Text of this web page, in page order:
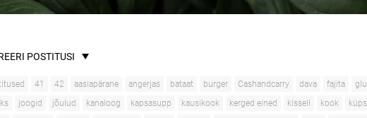
POSTITUSI
41 42 aasiapärane angerjas bataat burger Cashandcarry dava fajita
joogid jõulud kanaloog kapsasupp kausikook kerged eined kissell kook